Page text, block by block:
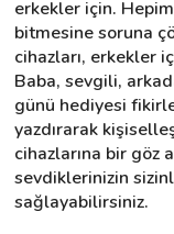
erkekler için.
bitmesine soruna
cihazları, erkekler
Baba, sevgili,
günü hediyesi
yazdırarak
cihazlarına bir göz
sevdiklerinizin
sağlayabilirsiniz.